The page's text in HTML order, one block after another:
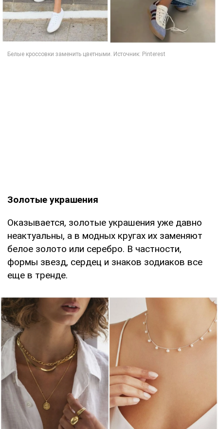
Золотые украшения
Оказывается, золотые украшения уже давно
неактуальны, а в модных кругах их заменяют
белое золото или серебро. В частности,
формы звезд, сердец и знаков зодиаков все
еще в тренде.